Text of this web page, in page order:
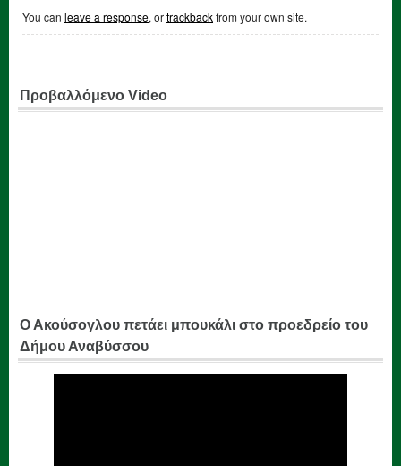
You can leave a response, ortrackbackfrom your own site.
Προβαλλόμενο Video
Ο Ακούσογλου πετάει μπουκάλι στο προεδρείο του
Δήμου Αναβύσσου